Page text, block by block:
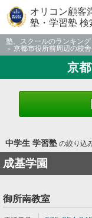
オリコン顧客
塾・学習塾 検
塾、スクールのランキング
京都市役所前周辺の校
京
中学生 学習塾の絞り込
成基学園
御所南教室